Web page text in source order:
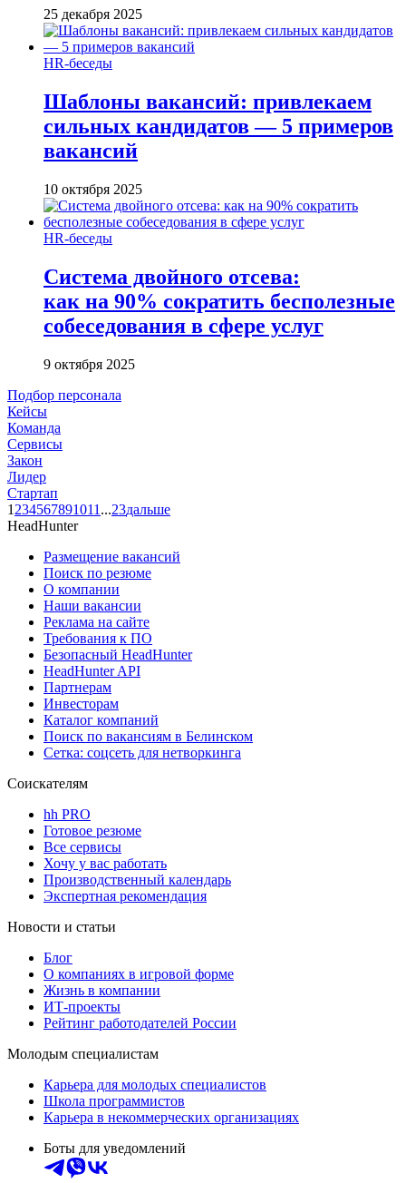
25 декабря 2025
HR-беседы
Шаблоны вакансий: привлекаем
сильных кандидатов — 5 примеров
вакансий
10 октября 2025
HR-беседы
Система двойного отсева:
как на 90% сократить бесполезные
собеседования в сфере услуг
9 октября 2025
Подбор персонала
Кейсы
Команда
Сервисы
Закон
Лидер
Стартап
1 234567891011 ...23дальше
HeadHunter
Размещение вакансий
Поиск по резюме
О компании
Наши вакансии
Реклама на сайте
Требования к ПО
Безопасный HeadHunter
HeadHunter API
Партнерам
Инвесторам
Каталог компаний
Поиск по вакансиям в Белинском
Сетка: соцсеть для нетворкинга
Соискателям
hh PRO
Готовое резюме
Все сервисы
Хочу у вас работать
Производственный календарь
Экспертная рекомендация
Новости и статьи
Блог
О компаниях в игровой форме
Жизнь в компании
ИТ-проекты
Рейтинг работодателей России
Молодым специалистам
Карьера для молодых специалистов
Школа программистов
Карьера в некоммерческих организациях
Боты для уведомлений